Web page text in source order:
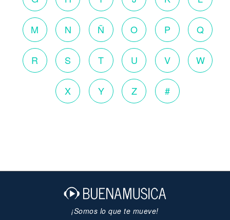
M N Ñ O P Q
R S T U V W
X Y Z #
¡Somos lo que te mueve!